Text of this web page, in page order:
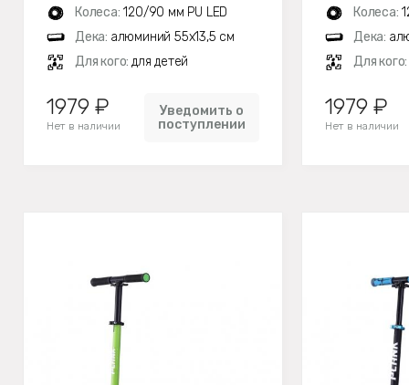
Колеса: 120/90 мм PU LED
Дека: алюминий 55х13,5 см
Для кого: для детей
1979 ₽
Нет в наличии
Уведомить о
поступлении
Колеса:
Дека:
Для кого:
1979 ₽
Нет в наличии